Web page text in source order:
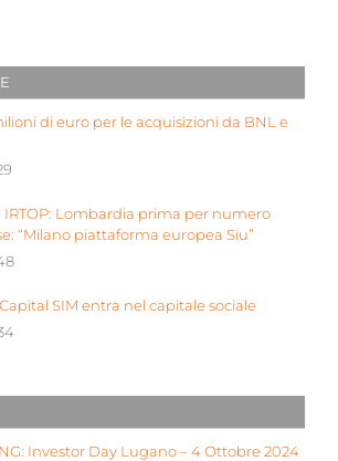
di euro per le acquisizioni da BNL e
IRTOP: Lombardia prima per numero
“Milano piattaforma europea Siu”
SIM entra nel capitale sociale
Investor Day Lugano – 4 Ottobre 2024